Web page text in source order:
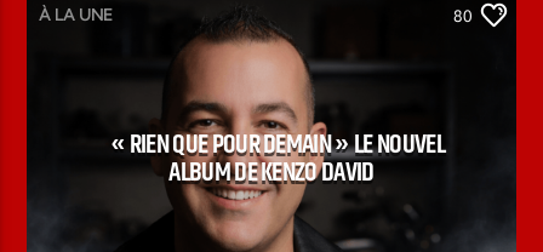
À LA UNE 80
« RIEN QUE POUR DEMAIN » LE NOUVEL
ALBUM DE KENZO DAVID